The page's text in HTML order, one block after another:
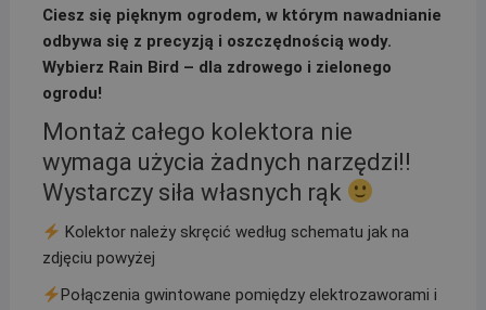
Ciesz się pięknym ogrodem, w którym nawadnianie
odbywa się z precyzją i oszczędnością wody.
Wybierz Rain Bird – dla zdrowego i zielonego
ogrodu!
Montaż całego kolektora nie
wymaga użycia żadnych narzędzi!!
Wystarczy siła własnych rąk
Kolektor należy skręcić według schematu jak na
zdjęciu powyżej
Połączenia gwintowane pomiędzy elektrozaworami i